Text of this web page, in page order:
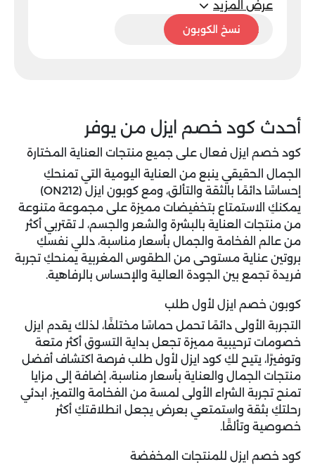
عرض المزيد
ON212نسخ الكوبون
أحدث كود خصم ايزل من يوفر
كود خصم ايزل فعال على جميع منتجات العناية المختارة
الجمال الحقيقي ينبع من العناية اليومية التي تمنحكِ
إحساسًا دائمًا بالثقة والتألق، ومع كوبون ايزل (ON212)
يمكنكِ الاستمتاع بتخفيضات مميزة على مجموعة متنوعة
من منتجات العناية بالبشرة والشعر والجسم، لـ تقتربي أكثر
من عالم الفخامة والجمال بأسعار مناسبة، دللي نفسكِ
بروتين عناية مستوحى من الطقوس المغربية يمنحكِ تجربة
فريدة تجمع بين الجودة العالية والإحساس بالرفاهية.
كوبون خصم ايزل لأول طلب
التجربة الأولى دائمًا تحمل حماسًا مختلفًا، لذلك يقدم ايزل
خصومات ترحيبية مميزة تجعل بداية التسوق أكثر متعة
وتوفيرًا، يتيح لكِ كود ايزل لأول طلب فرصة اكتشاف أفضل
منتجات الجمال والعناية بأسعار مناسبة، إضافة إلى مزايا
تمنح تجربة الشراء الأولى لمسة من الفخامة والتميز، ابدئي
رحلتكِ بثقة واستمتعي بعرض يجعل انطلاقتكِ أكثر
خصوصية وتألقًا.
كود خصم ايزل للمنتجات المخفضة